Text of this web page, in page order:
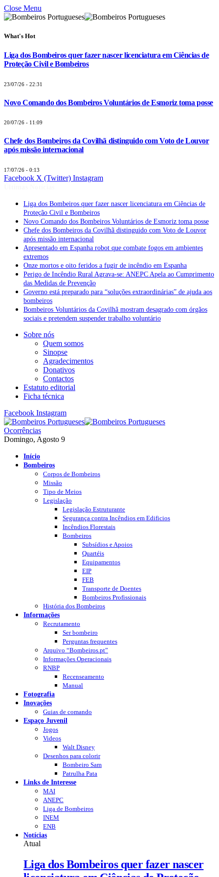
Close Menu
What's Hot
Liga dos Bombeiros quer fazer nascer licenciatura em Ciências de
Proteção Civil e Bombeiros
23/07/26 - 22:31
Novo Comando dos Bombeiros Voluntários de Esmoriz toma posse
20/07/26 - 11:09
Chefe dos Bombeiros da Covilhã distinguido com Voto de Louvor
após missão internacional
17/07/26 - 0:13
Facebook X (Twitter) Instagram
Liga dos Bombeiros quer fazer nascer licenciatura em Ciências de
Proteção Civil e Bombeiros
Novo Comando dos Bombeiros Voluntários de Esmoriz toma posse
Chefe dos Bombeiros da Covilhã distinguido com Voto de Louvor
após missão internacional
Apresentado em Espanha robot que combate fogos em ambientes
extremos
Onze mortos e oito feridos a fugir de incêndio em Espanha
Perigo de Incêndio Rural Agrava-se: ANEPC Apela ao Cumprimento
das Medidas de Prevenção
Governo está preparado para “soluções extraordinárias” de ajuda aos
bombeiros
Bombeiros Voluntários da Covilhã mostram desagrado com órgãos
sociais e pretendem suspender trabalho voluntário
Sobre nós
Quem somos
Sinopse
Agradecimentos
Donativos
Contactos
Estatuto editorial
Ficha técnica
Facebook Instagram
Ocorrências
Domingo, Agosto 9
Início
Bombeiros
Corpos de Bombeiros
Missão
Tipo de Meios
Legislação
Legislação Estruturante
Segurança contra Incêndios em Edificios
Incêndios Florestais
Bombeiros
Subsídios e Apoios
Quartéis
Equipamentos
EIP
FEB
Transporte de Doentes
Bombeiros Profissionais
História dos Bombeiros
Informações
Recrutamento
Ser bombeiro
Perguntas frequentes
Arquivo “Bombeiros.pt”
Informações Operacionais
RNBP
Recenseamento
Manual
Fotografia
Inovações
Guias de comando
Espaço Juvenil
Jogos
Videos
Walt Disney
Desenhos para colorir
Bombeiro Sam
Patrulha Pata
Links de Interesse
MAI
ANEPC
Liga de Bombeiros
INEM
ENB
Notícias
Atual
Liga dos Bombeiros quer fazer nascer